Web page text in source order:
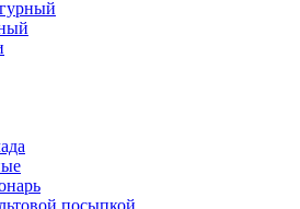
посыпкой